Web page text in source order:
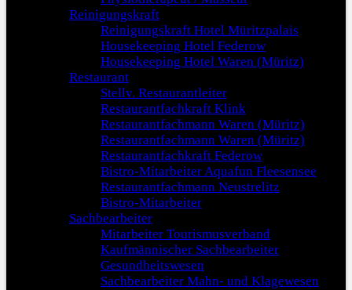
Reinigungskraft
Reinigungskraft Hotel Müritzpalais
Housekeeping Hotel Federow
Housekeeping Hotel Waren (Müritz)
Restaurant
Stellv. Restaurantleiter
Restaurantfachkraft Klink
Restaurantfachmann Waren (Müritz)
Restaurantfachmann Waren (Müritz)
Restaurantfachkraft Federow
Bistro-Mitarbeiter Aquafun Fleesensee
Restaurantfachmann Neustrelitz
Bistro-Mitarbeiter
Sachbearbeiter
Mitarbeiter Tourismusverband
Kaufmännischer Sachbearbeiter
Gesundheitswesen
Sachbearbeiter Mahn- und Klagewesen